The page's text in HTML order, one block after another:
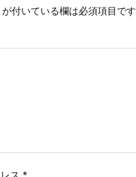
が付いている欄は必須項目です
ス *